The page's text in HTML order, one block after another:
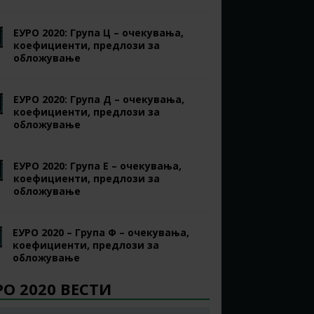
ЕУРО 2020: Група Ц – очекувања,
коефициенти, предлози за
обложување
ЕУРО 2020: Група Д – очекувања,
коефициенти, предлози за
обложување
ЕУРО 2020: Група Е – очекувања,
коефициенти, предлози за
обложување
ЕУРО 2020 – Група Ф – очекувања,
коефициенти, предлози за
обложување
2020 ВЕСТИ